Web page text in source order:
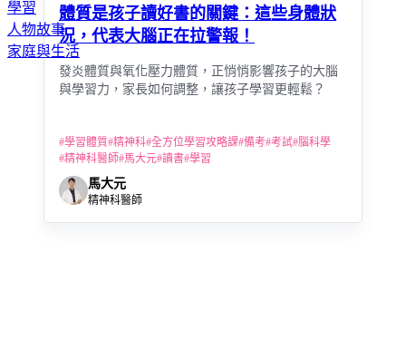
學習
人物故事
家庭與生活
體質是孩子讀好書的關鍵：這些身體狀
況，代表大腦正在拉警報！
發炎體質與氧化壓力體質，正悄悄影響孩子的大腦
與學習力，家長如何調整，讓孩子學習更輕鬆？
#學習體質#精神科#全方位學習攻略課#備考#考試#腦科學
#精神科醫師#馬大元#讀書#學習
馬大元
精神科醫師